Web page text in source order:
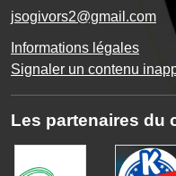
jsogivors2@gmail.com
Informations légales
Signaler un contenu
Les partenaires du